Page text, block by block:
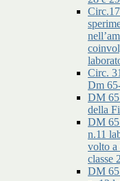
Circ.
Dm
DM 65
della
DM 65
n.11
volto a
classe
DM 65